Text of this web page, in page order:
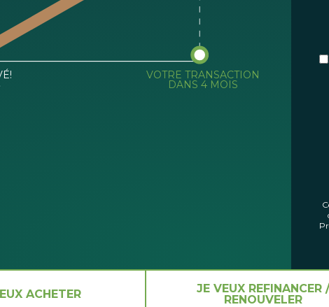
VOTRE TRANSACTION
DANS 4 MOIS
ACHETER
JE VEUX REFINANCER /
RENOUVELER